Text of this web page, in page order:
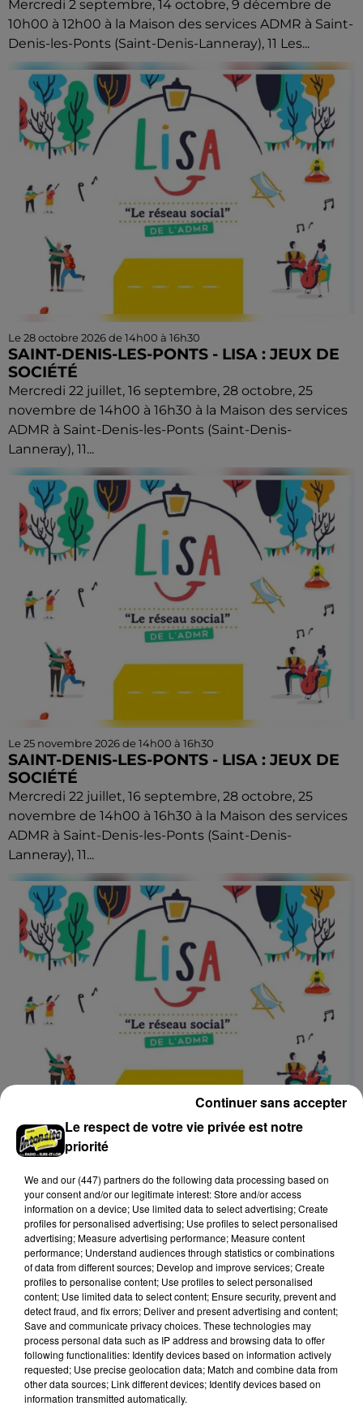
Mercredi 2 septembre, 14 octobre, 9 décembre de
10h00 à 12h00 à la Maison des services ADMR à Saint-
Denis-les-Ponts (Saint-Denis-Lanneray), 11 Les...
Le 28 octobre 2026 de 14h00 à 16h30
SAINT-DENIS-LES-PONTS - LISA : JEUX DE
SOCIÉTÉ
Mercredi 22 juillet, 16 septembre, 28 octobre, 25
novembre de 14h00 à 16h30 à la Maison des services
ADMR à Saint-Denis-les-Ponts (Saint-Denis-
Lanneray), 11...
Le 25 novembre 2026 de 14h00 à 16h30
SAINT-DENIS-LES-PONTS - LISA : JEUX DE
SOCIÉTÉ
Mercredi 22 juillet, 16 septembre, 28 octobre, 25
novembre de 14h00 à 16h30 à la Maison des services
ADMR à Saint-Denis-les-Ponts (Saint-Denis-
Lanneray), 11...
Le 9 décembre 2026 de 10h00 à 12h00
PHYSIQUES MODÉRÉES
Mercredi 2 septembre, 14 octobre, 9 décembre de
10h00 à 12h00 à la Maison des services ADMR à Saint-
Denis-les-Ponts (Saint-Denis-Lanneray), 11 Les...
DERNIERES INFOS Voir plus
Le respect de votre vie privée est notre
priorité
We and our (447) partnersdo the following data processing based on
your consent and/or our legitimate interest: Store and/or access
information on a device; Use limited data to select advertising; Create
profiles for personalised advertising; Use profiles to select personalised
advertising; Measure advertising performance; Measure content
performance; Understand audiences through statistics or combinations
of data from different sources; Develop and improve services; Create
profiles to personalise content; Use profiles to select personalised
content; Use limited data to select content; Ensure security, prevent and
detect fraud, and fix errors; Deliver and present advertising and content;
Save and communicate privacy choices. These technologies may
process personal data such as IP address and browsing data to offer
following functionalities: Identify devices based on information actively
requested; Use precise geolocation data; Match and combine data from
other data sources; Link different devices; Identify devices based on
information transmitted automatically.
Continuer sans accepter